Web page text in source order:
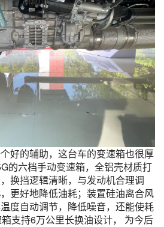
好的辅助，这台车的变速箱也很厚
的六档手动变速箱，全铝壳材质打
换挡逻辑清晰，与发动机合理调
更好地降低油耗；装置硅油离合风
度自动调节，降低噪音，还能使耗
支持6万公里长换油设计， 为今后